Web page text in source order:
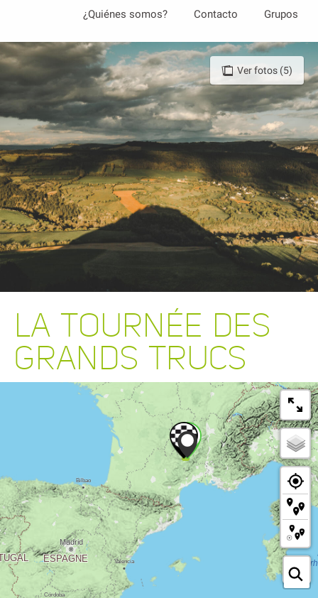
contenu
principal
¿Quiénes somos? Contacto Grupos
Ver fotos (5)
LA TOURNÉE DES
GRANDS TRUCS